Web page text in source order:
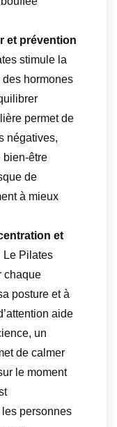
et prévention
stimule la
des hormones
permet de
négatives,
bien-être
de
à mieux
et
Le Pilates
chaque
posture et à
aide
un
de calmer
le moment
personnes